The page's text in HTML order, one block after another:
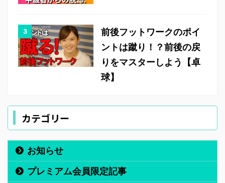
前後フットワークのポイ
ントは蹴り！？前後の戻
りをマスターしよう【卓
球】
カテゴリー
お知らせ
プレミアム会員限定記事